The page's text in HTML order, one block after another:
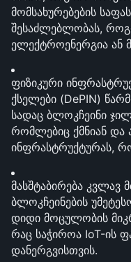
მომსახურებების
შესაძლებლობას,
ელექტროენერგია ან
ფიზიკური
ქსელები (DePIN)
სადაც ბლოკჩეინი
რომლებიც ქმნიან და
ინფრასტრუქტურას,
მასშტაბირება კვლავ
ბლოკჩეინების
დიდი მოცულობის
რაც საჭიროა IoT-ის
დანერგვისთვის.